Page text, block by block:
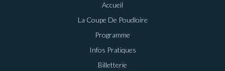
Accueil
La Coupe De Poudloire
Programme
Infos Pratiques
Billetterie